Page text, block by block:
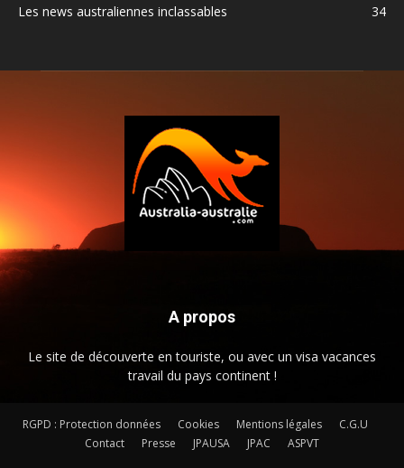
Les news australiennes inclassables
34
A propos
Le site de découverte en touriste, ou avec un visa vacances
travail du pays continent !
RGPD : Protection données Cookies Mentions légales
C.G.U
Contact
Presse JPAUSA JPAC ASPVT